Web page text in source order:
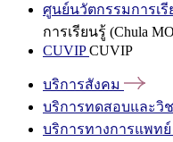
ศูนย์นวัตกรรมการเรี
การเรียนรู้ (Chula
CUVIPCUVIP
บริการสังคม
บริการทดสอบและวิ
บริการทางการแพทย์